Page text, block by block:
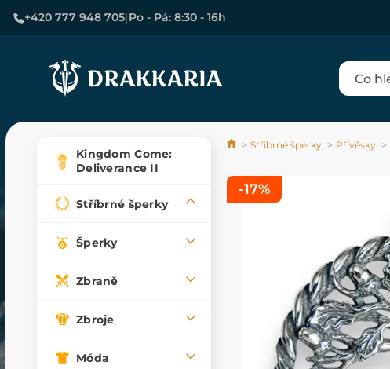
+420 777 948 705|Po - Pá: 8:30 - 16h
Kingdom Come:
Deliverance II
Stříbrné šperky
Šperky
Zbraně
Zbroje
Móda
Stříbrné šperky Přívěsky
-17%